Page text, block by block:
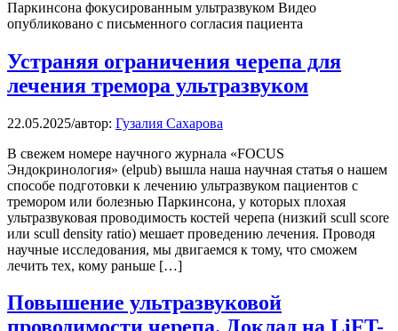
Паркинсона фокусированным ультразвуком Видео
опубликовано с письменного согласия пациента
Устраняя ограничения черепа для
лечения тремора ультразвуком
22.05.2025/автор: Гузалия Сахарова
В свежем номере научного журнала «FOCUS
Эндокринология» (elpub) вышла наша научная статья о нашем
способе подготовки к лечению ультразвуком пациентов с
тремором или болезнью Паркинсона, у которых плохая
ультразвуковая проводимость костей черепа (низкий scull score
или scull density ratio) мешает проведению лечения. Проводя
научные исследования, мы двигаемся к тому, что сможем
лечить тех, кому раньше […]
Повышение ультразвуковой